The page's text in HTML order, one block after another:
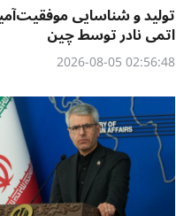
تولید و شناسایی
اتمی نادر توسط چین
02:56:48 2026-08-05